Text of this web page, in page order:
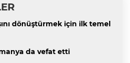
dönüştürmek için ilk temel
da vefat etti